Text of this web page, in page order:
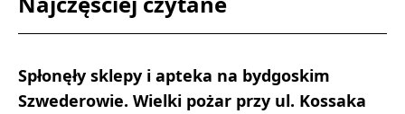
Spłonęły sklepy i apteka na bydgoskim
Szwederowie. Wielki pożar przy ul. Kossaka